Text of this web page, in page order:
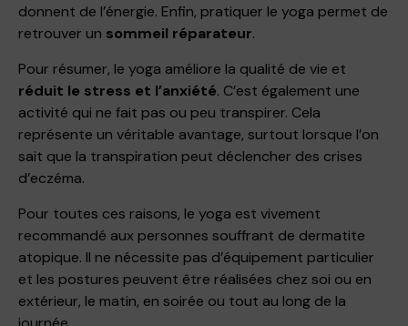
donnent de l’énergie. Enfin, pratiquer le yoga permet de
retrouver un sommeil réparateur.
Pour résumer, le yoga améliore la qualité de vie et
réduit le stress et l’anxiété. C’est également une
activité qui ne fait pas ou peu transpirer. Cela
représente un véritable avantage, surtout lorsque l’on
sait que la transpiration peut déclencher des crises
d’eczéma.
Pour toutes ces raisons, le yoga est vivement
recommandé aux personnes souffrant de dermatite
atopique. Il ne nécessite pas d’équipement particulier
et les postures peuvent être réalisées chez soi ou en
extérieur, le matin, en soirée ou tout au long de la